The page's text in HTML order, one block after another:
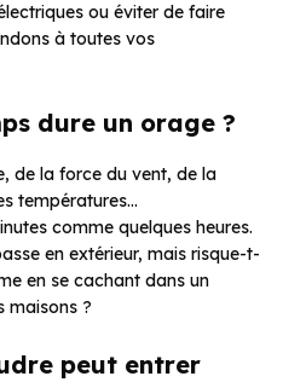
ou éviter de faire
à toutes vos
dure un orage ?
de la force du vent, de la
températures…
comme quelques heures.
en extérieur, mais risque-t-
en se cachant dans un
maisons ?
peut entrer